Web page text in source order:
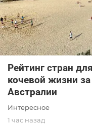
Рейтинг стран
кочевой жизни
Австралии
Интересное
1 час назад